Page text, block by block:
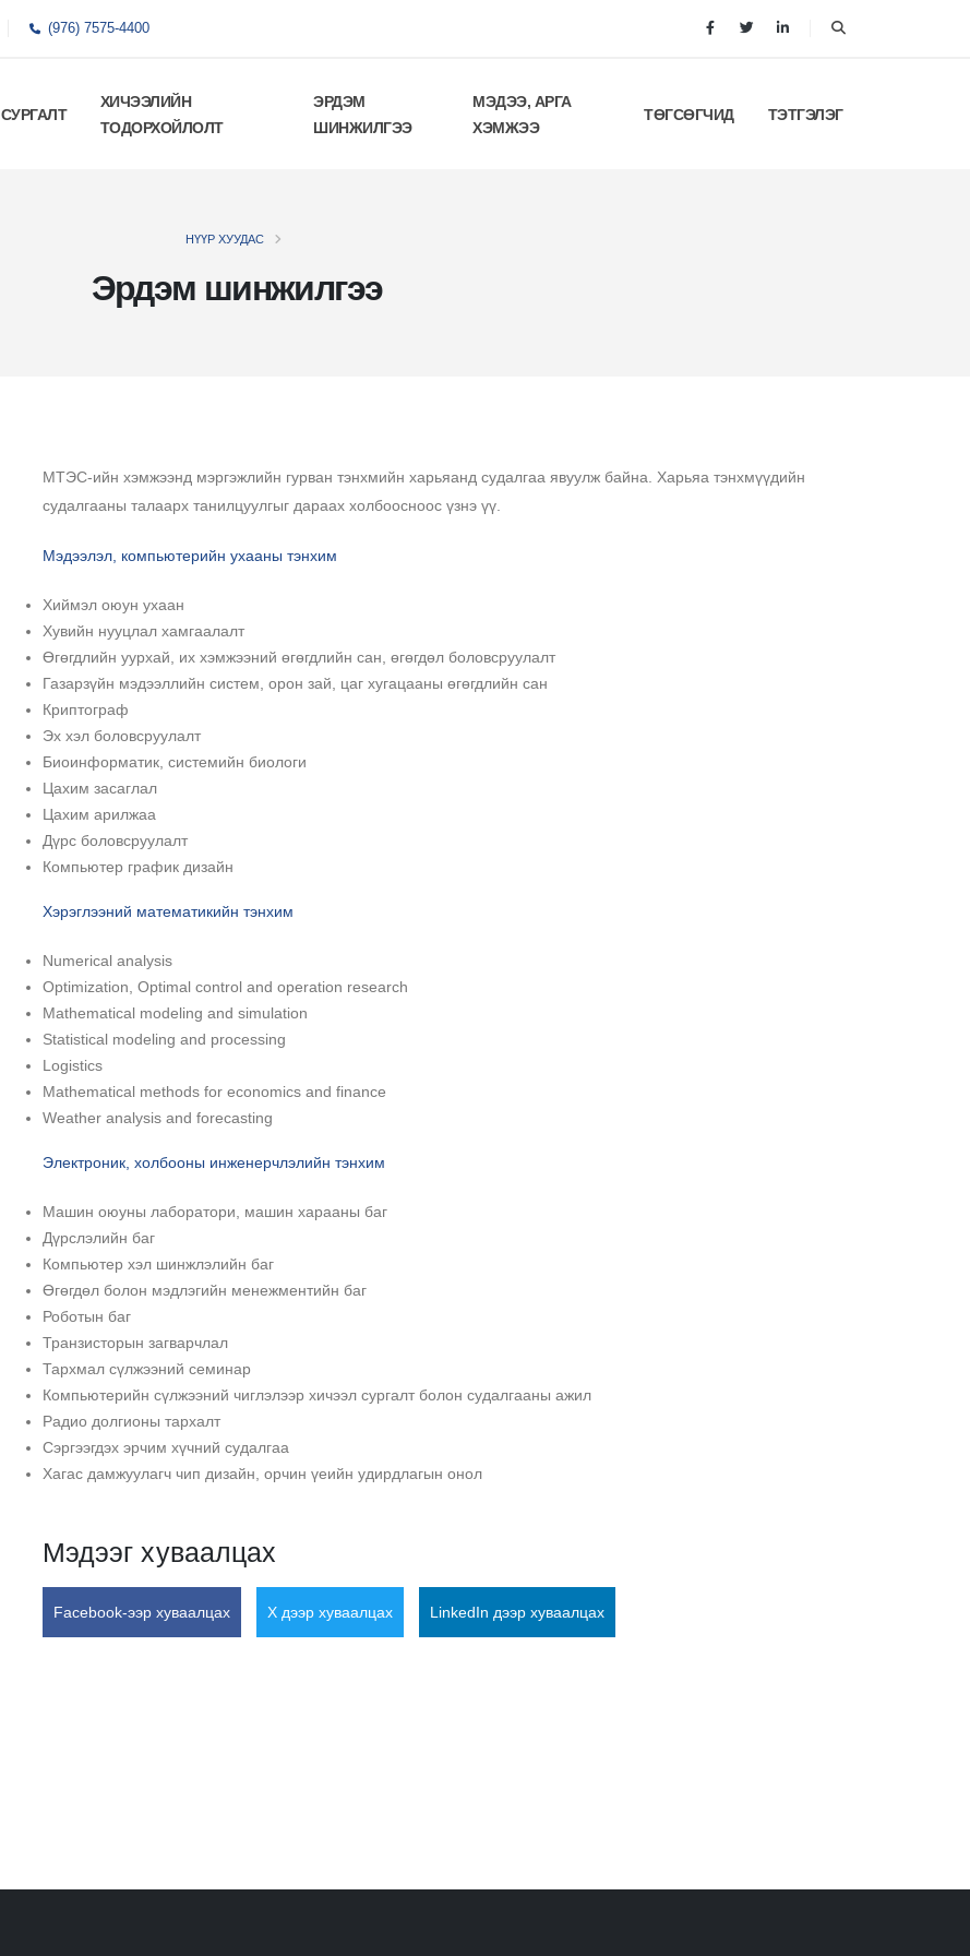
(976) 7575-4400
СУРГАЛТ
ХИЧЭЭЛИЙН
ТОДОРХОЙЛОЛТ
ЭРДЭМ
ШИНЖИЛГЭЭ
МЭДЭЭ, АРГА
ХЭМЖЭЭ
ТӨГСӨГЧИД ТЭТГЭЛЭГ
Эрдэм шинжилгээ
НҮҮР ХУУДАС
МТЭС-ийн хэмжээнд мэргэжлийн гурван тэнхмийн харьяанд судалгаа явуулж байна. Харьяа тэнхмүүдийн
судалгааны талаарх танилцуулгыг дараах холбоосноос үзнэ үү.
Мэдээлэл, компьютерийн ухааны тэнхим
Хиймэл оюун ухаан
Хувийн нууцлал хамгаалалт
Өгөгдлийн уурхай, их хэмжээний өгөгдлийн сан, өгөгдөл боловсруулалт
Газарзүйн мэдээллийн систем, орон зай, цаг хугацааны өгөгдлийн сан
Криптограф
Эх хэл боловсруулалт
Биоинформатик, системийн биологи
Цахим засаглал
Цахим арилжаа
Дүрс боловсруулалт
Компьютер график дизайн
Хэрэглээний математикийн тэнхим
Numerical analysis
Optimization, Optimal control and operation research
Mathematical modeling and simulation
Statistical modeling and processing
Logistics
Mathematical methods for economics and finance
Weather analysis and forecasting
Электроник, холбооны инженерчлэлийн тэнхим
Машин оюуны лаборатори, машин харааны баг
Дүрслэлийн баг
Компьютер хэл шинжлэлийн баг
Өгөгдөл болон мэдлэгийн менежментийн баг
Роботын баг
Транзисторын загварчлал
Тархмал сүлжээний семинар
Компьютерийн сүлжээний чиглэлээр хичээл сургалт болон судалгааны ажил
Радио долгионы тархалт
Сэргээгдэх эрчим хүчний судалгаа
Хагас дамжуулагч чип дизайн, орчин үеийн удирдлагын онол
Мэдээг хуваалцах
Facebook-ээр хуваалцах X дээр хуваалцах LinkedIn дээр хуваалцах